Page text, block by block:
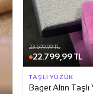
23.699,99 TL
22.799,99 TL
TAŞLI YÜZÜK
Baget Altın